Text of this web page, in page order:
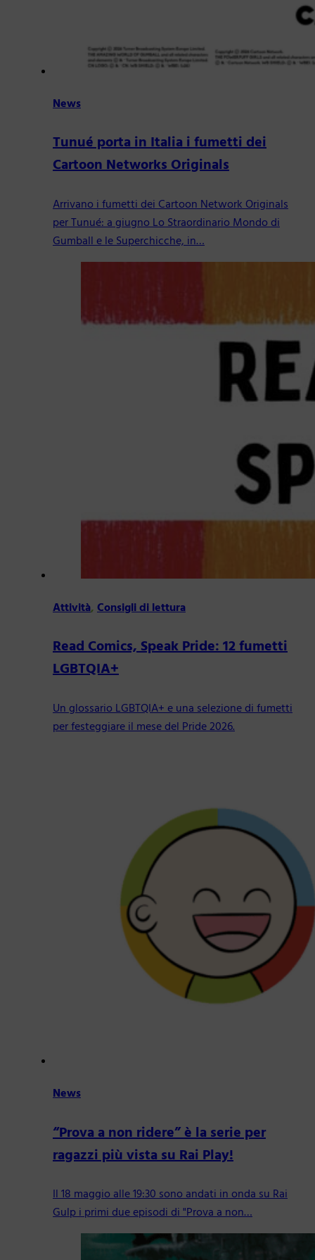
News
Tunué porta in Italia i fumetti dei
Cartoon Networks Originals
Arrivano i fumetti dei Cartoon Network Originals
per Tunué: a giugno Lo Straordinario Mondo di
Gumball e le Superchicche, in…
Attività,Consigli di lettura
Read Comics, Speak Pride: 12 fumetti
LGBTQIA+
Un glossario LGBTQIA+ e una selezione di fumetti
per festeggiare il mese del Pride 2026.
News
“Prova a non ridere” è la serie per
ragazzi più vista su Rai Play!
Il 18 maggio alle 19:30 sono andati in onda su Rai
Gulp i primi due episodi di "Prova a non…